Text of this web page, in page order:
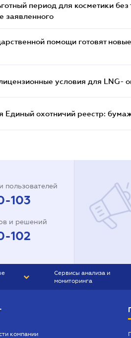
период для косметики
заявленного
помощи готовят
условия для LNG-
Единый охотничий реестр:
пользователей
103
и решений
102
Сервисы анализа и
мониторинга
компании